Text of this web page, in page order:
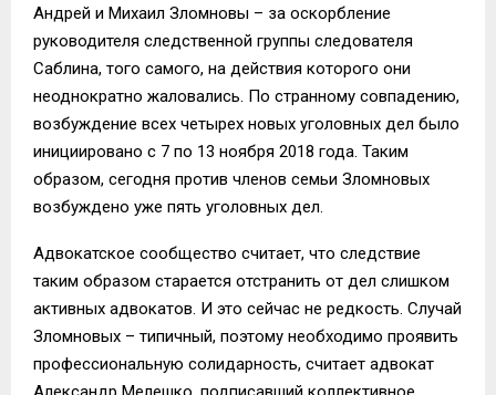
Андрей и Михаил Зломновы – за оскорбление
руководителя следственной группы следователя
Саблина, того самого, на действия которого они
неоднократно жаловались. По странному совпадению,
возбуждение всех четырех новых уголовных дел было
инициировано с 7 по 13 ноября 2018 года. Таким
образом, сегодня против членов семьи Зломновых
возбуждено уже пять уголовных дел.
Адвокатское сообщество считает, что следствие
таким образом старается отстранить от дел слишком
активных адвокатов. И это сейчас не редкость. Случай
Зломновых – типичный, поэтому необходимо проявить
профессиональную солидарность, считает адвокат